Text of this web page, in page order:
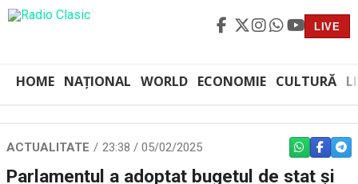
LIVE
HOME NAȚIONAL WORLD ECONOMIE CULTURĂ
ACTUALITATE 23:38 / 05/02/2025 WHATSAPP
Parlamentul a adoptat bugetul de stat și